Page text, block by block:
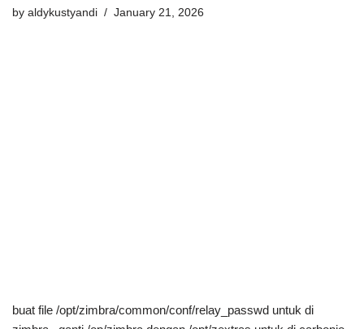
by aldykustyandi January 21, 2026
buat file /opt/zimbra/common/conf/relay_passwd untuk di